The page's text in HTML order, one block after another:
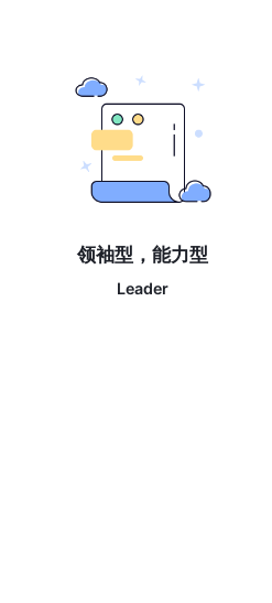
领袖型，能力型
Leader